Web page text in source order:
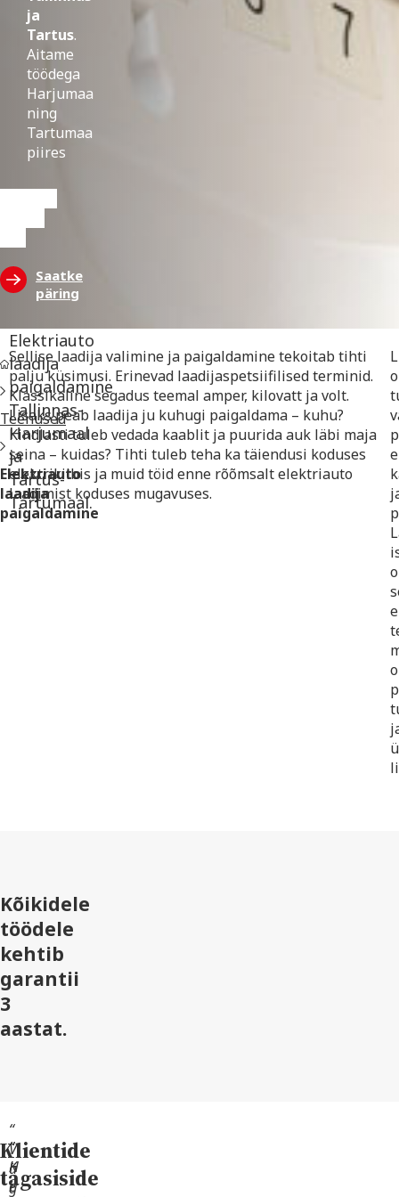
ja
Tartus.
Aitame
töödega
Harjumaa
ning
Tartumaa
piires
Saatke
päring
Teenused
Elektriauto
laadija
paigaldamine
Elektriauto
laadija
paigaldamine
Tallinnas-
Harjumaal
ja
Tartus-
Tartumaal.
Sellise laadija valimine ja paigaldamine tekoitab tihti
palju küsimusi. Erinevad laadijaspetsiifilised terminid.
Klassikaline segadus teemal amper, kilovatt ja volt.
Lisaks peab laadija ju kuhugi paigaldama – kuhu?
Kindlasti tuleb vedada kaablit ja puurida auk läbi maja
seina – kuidas? Tihti tuleb teha ka täiendusi koduses
elektrikilbis ja muid töid enne rõõmsalt elektriauto
laadimist koduses mugavuses.
Kõikidele
töödele
kehtib
garantii
3
aastat.
Klientide
tagasiside
“
V
ä
g
“
H
e
“
K
i